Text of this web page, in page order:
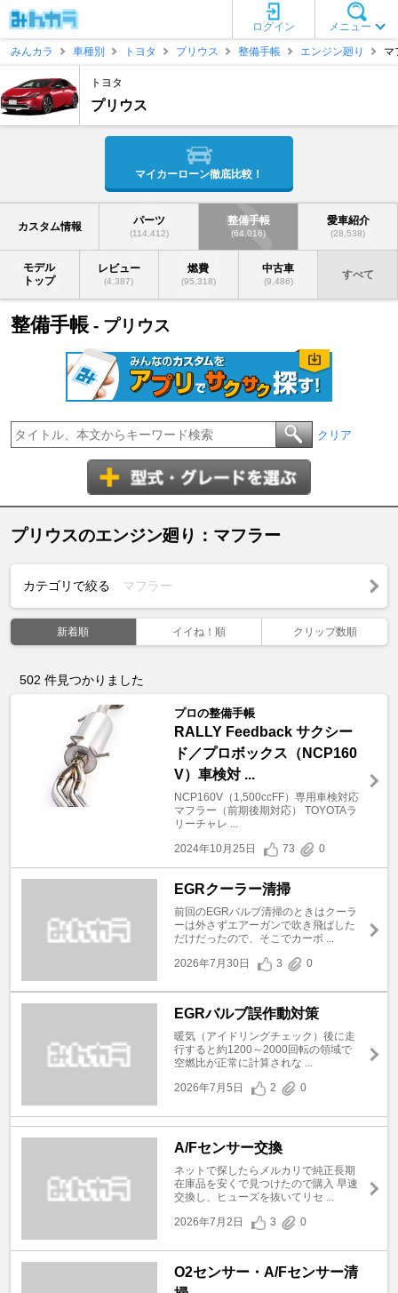
メニュー
ログイン
みんカラ
車種別 トヨタ プリウス 整備手帳 エンジン廻り マ
トヨタ
プリウス
マイカーローン徹底比較！
カスタム情報 パーツ
(114,412)
整備手帳
(64,016)
愛車紹介
(28,538)
モデル
トップ
レビュー
(4,387)
燃費
(95,318)
中古車
(9,486)
すべて
整備手帳 - プリウス
クリア
プリウスのエンジン廻り：マフラー
カテゴリで絞る マフラー
新着順 イイね！順 クリップ数順
502 件見つかりました
プロの整備手帳
RALLY Feedback サクシー
ド／プロボックス（NCP160
V）車検対 ...
NCP160V（1,500ccFF）専用車検対応
マフラー（前期後期対応） TOYOTAラ
リーチャレ ...
2024年10月25日
73 0
EGRクーラー清掃
前回のEGRバルブ清掃のときはクーラ
ーは外さずエアーガンで吹き飛ばした
だけだったので、そこでカーボ ...
2026年7月30日
3 0
EGRバルブ誤作動対策
暖気（アイドリングチェック）後に走
行すると約1200～2000回転の領域で
空燃比が正常に計算されな ...
2026年7月5日
2 0
A/Fセンサー交換
ネットで探したらメルカリで純正長期
在庫品を安くで見つけたので購入 早速
交換し、ヒューズを抜いてリセ ...
2026年7月2日
3 0
O2センサー・A/Fセンサー清